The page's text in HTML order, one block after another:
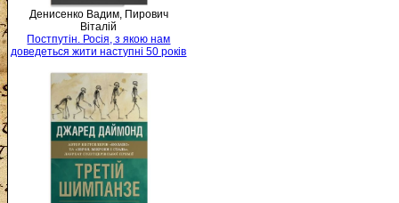
Денисенко Вадим, Пирович
Віталій
Постпутін. Росія, з якою нам
доведеться жити наступні 50 років